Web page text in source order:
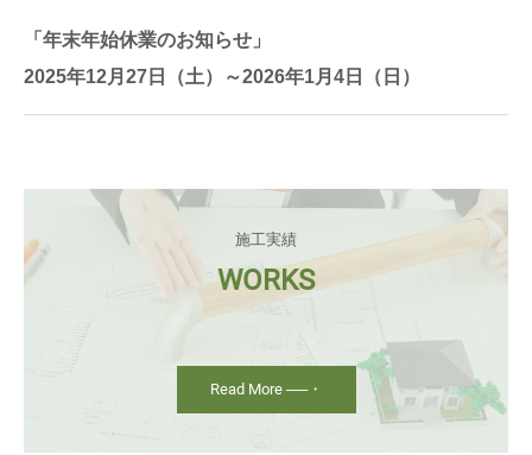
「年末年始休業のお知らせ」
2025年12月27日（土）～2026年1月4日（日）
施工実績
WORKS
Read More ──・